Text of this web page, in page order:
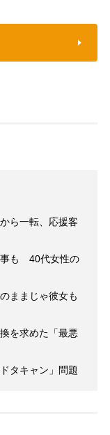
ら一転、応援客
事も 40代女性の
ままじゃ彼女も
を求めた「最悪
タキャン」問題